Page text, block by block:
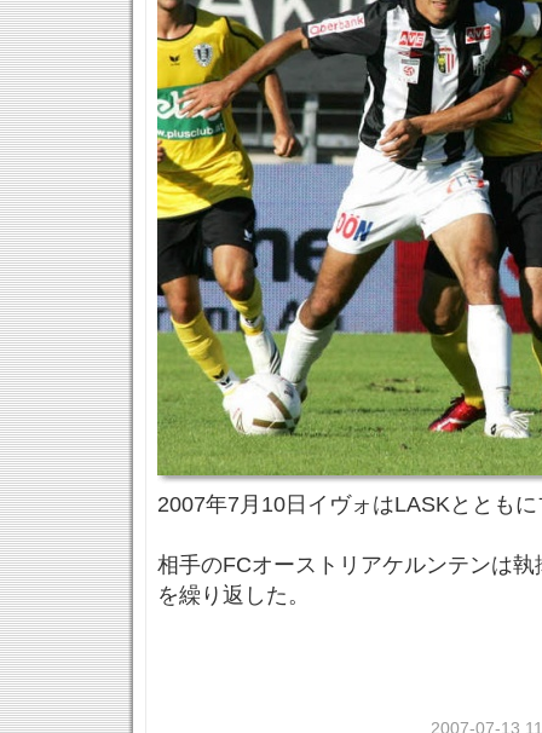
2007年7月10日イヴォはLASKととも
相手のFCオーストリアケルンテンは
を繰り返した。
2007-07-13